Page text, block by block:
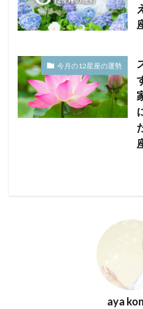
今月の12星座の運勢
aya